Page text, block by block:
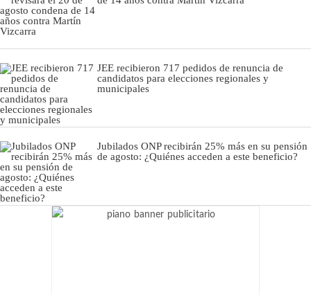
JEE recibieron 717 pedidos de renuncia de
candidatos para elecciones regionales y
municipales
Jubilados ONP recibirán 25% más en su pensión
de agosto: ¿Quiénes acceden a este beneficio?